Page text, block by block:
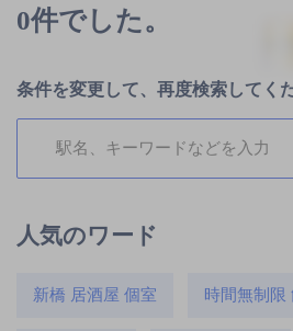
0件でした。
条件を変更して、再度検索してく
人気のワード
新橋 居酒屋 個室 時間無制限